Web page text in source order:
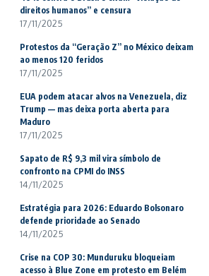
direitos humanos” e censura
17/11/2025
Protestos da “Geração Z” no México deixam
ao menos 120 feridos
17/11/2025
EUA podem atacar alvos na Venezuela, diz
Trump — mas deixa porta aberta para
Maduro
17/11/2025
Sapato de R$ 9,3 mil vira símbolo de
confronto na CPMI do INSS
14/11/2025
Estratégia para 2026: Eduardo Bolsonaro
defende prioridade ao Senado
14/11/2025
Crise na COP 30: Munduruku bloqueiam
acesso à Blue Zone em protesto em Belém